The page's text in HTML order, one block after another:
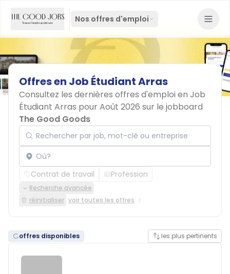
Nos offres d'emploi
Offresen Job ÉtudiantArras
Consultez les dernières offres d'emploi en Job
Étudiant Arras pour Août 2026 sur le jobboard
The Good Goods
Rechercher par job, mot-clé ou entreprise
Localisation
Contrat de travail Profession
Recherche avancée
réinitialiser voir toutes les offres
offres disponibles les plus pertinents